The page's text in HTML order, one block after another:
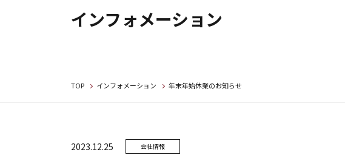
インフォメーション
TOP インフォメーション 年末年始休業のお知らせ
2023.12.25 会社情報